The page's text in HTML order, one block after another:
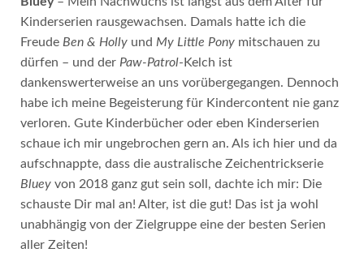
Kinderserien rausgewachsen. Damals hatte ich die
Freude Ben & Hollyund My Little Ponymitschauen zu
dürfen – und der Paw-Patrol-Kelch ist
dankenswerterweise an uns vorübergegangen. Dennoch
habe ich meine Begeisterung für Kindercontent nie ganz
verloren. Gute Kinderbücher oder eben Kinderserien
schaue ich mir ungebrochen gern an. Als ich hier und da
aufschnappte, dass die australische Zeichentrickserie
Blueyvon 2018 ganz gut sein soll, dachte ich mir: Die
schauste Dir mal an! Alter, ist die gut! Das ist ja wohl
unabhängig von der Zielgruppe eine der besten Serien
aller Zeiten!